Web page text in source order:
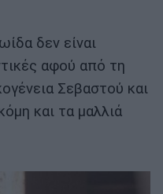
δεν είναι
αφού από τη
Σεβαστού και
και τα μαλλιά